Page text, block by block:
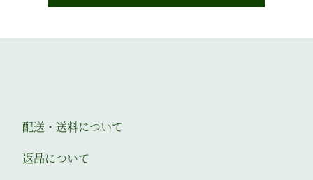
配送・送料について
返品について